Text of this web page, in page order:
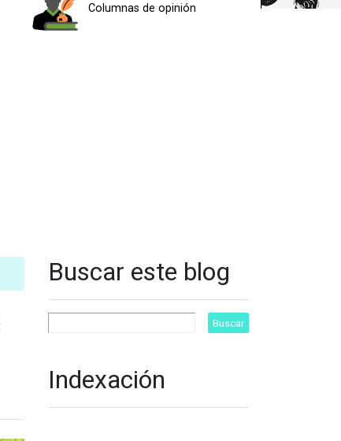
Columnas de opinión
Buscar este blog
Indexación